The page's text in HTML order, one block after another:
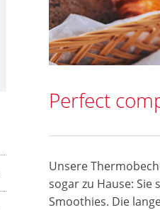
Perfect
Unsere
sogar zu Hause:
Smoothies. Die